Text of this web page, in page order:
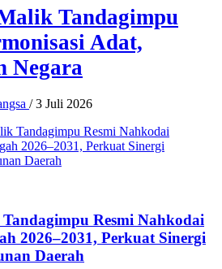
Tandagimpu
Adat,
Negara
/ 3 Juli 2026
Resmi Nahkodai
2026–2031, Perkuat Sinergi
Daerah